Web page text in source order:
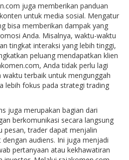
juga memberikan panduan
untuk media sosial. Mengatur
bisa memberikan dampak yang
Anda. Misalnya, waktu-waktu
tingkat interaksi yang lebih tinggi,
peluang mendapatkan klien
Anda tidak perlu lagi
terbaik untuk mengunggah
lebih fokus pada strategi trading
juga merupakan bagian dari
berkomunikasi secara langsung
trader dapat menjalin
audiens. Ini juga menjadi
pertanyaan atau kekhawatiran